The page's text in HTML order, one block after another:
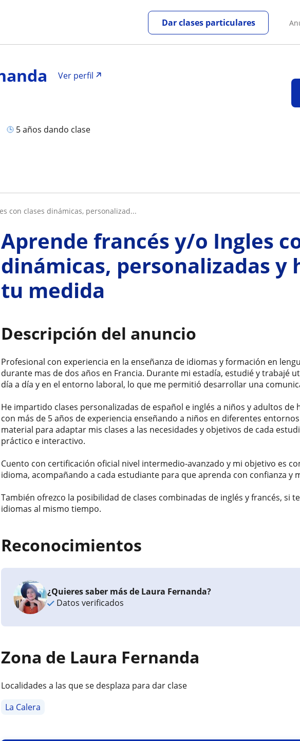
Dar clases particulares
Ver perfil
5 años dando clase
con clases dinámicas, personalizad...
Aprende francés y/o Ingles
dinámicas, personalizadas y
tu medida
Descripción del anuncio
Profesional con experiencia en la enseñanza de idiomas y formación en
durante mas de dos años en Francia. Durante mi estadía, estudié y trabajé
día a día y en el entorno laboral, lo que me permitió desarrollar una
He impartido clases personalizadas de español e inglés a niños y adultos de
con más de 5 años de experiencia enseñando a niños en diferentes
material para adaptar mis clases a las necesidades y objetivos de cada
práctico e interactivo.
Cuento con certificación oficial nivel intermedio-avanzado y mi objetivo es
idioma, acompañando a cada estudiante para que aprenda con confianza y
También ofrezco la posibilidad de clases combinadas de inglés y francés, si
idiomas al mismo tiempo.
Reconocimientos
¿Quieres saber más de Laura Fernanda?
Datos verificados
Zona de Laura Fernanda
Localidades a las que se desplaza para dar clase
La Calera